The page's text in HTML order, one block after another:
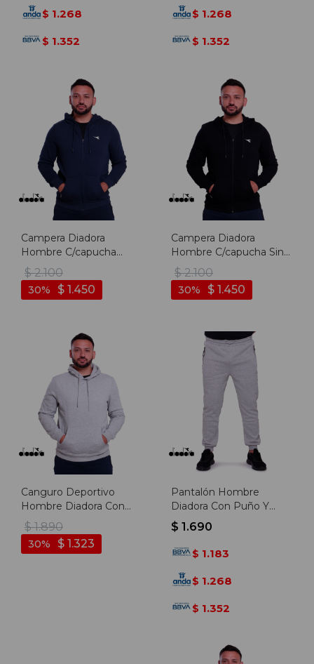
$ 1.268
$ 1.352
$ 1.268
$ 1.352
Campera Diadora
Hombre C/capucha
Marino - Marino
$ 2.100
$ 1.450
30
Campera Diadora
Hombre C/capucha Sin
Felpa Negro - Negro
$ 2.100
$ 1.450
30
Canguro Deportivo
Hombre Diadora Con
Felpa - Gris Melange
$ 1.890
$ 1.323
30
Pantalón Hombre
Diadora Con Puño Y
Felpa - Gris Melange
$ 1.690
$ 1.183
$ 1.268
$ 1.352